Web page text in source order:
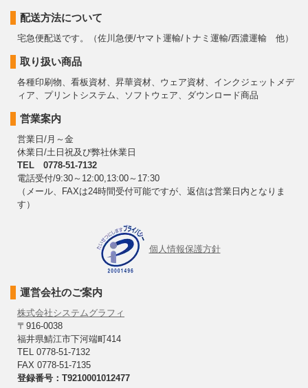
配送方法について
宅急便配送です。（佐川急便/ヤマト運輸/トナミ運輸/西濃運輸 他）
取り扱い商品
各種印刷物、看板資材、昇華資材、ウェア資材、インクジェットメデ
ィア、プリントシステム、ソフトウェア、ダウンロード商品
営業案内
営業日/月～金
休業日/土日祝及び弊社休業日
TEL 0778-51-7132
電話受付/9:30～12:00,13:00～17:30
（メール、FAXは24時間受付可能ですが、返信は営業日内となりま
す）
個人情報保護方針
運営会社のご案内
株式会社システムグラフィ
〒916-0038
福井県鯖江市下河端町414
TEL 0778-51-7132
FAX 0778-51-7135
登録番号：T9210001012477